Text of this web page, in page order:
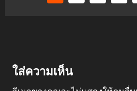
ใส่ความเห็น